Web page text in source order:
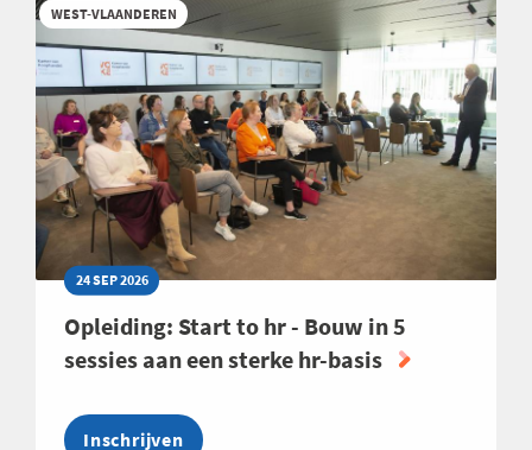
EXPAND
WEST-VLAANDEREN
24 SEP 2026
Opleiding: Start to hr - Bouw in 5
sessies aan een sterke hr-basis
Inschrijven